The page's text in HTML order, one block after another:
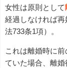
女性は原則として
経過しなければ
法733条1項）。
これは離婚時に
ていた場合、離